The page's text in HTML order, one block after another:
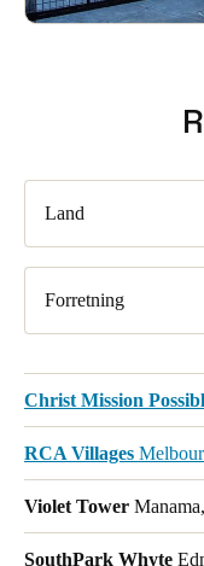
Land
Forretning
Christ Mission
RCA Villages
Violet Tower
SouthPark Whyte